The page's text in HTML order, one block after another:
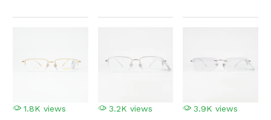
1.8K views
3.2K views
3.9K views